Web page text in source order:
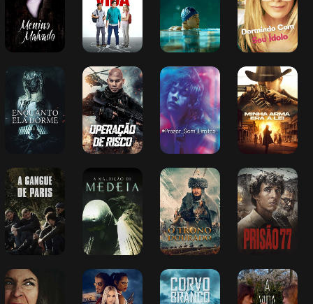
Enquanto Ela
Dorme
Operação de
Risco
Prazer Sem
Limites
Minha Arma Era
a Lei
A Gangue de
Paris
A Maldição de
Medeia
O Trono
Dourado
Prisão 77
A Vigia
Johnny & Clyde
- Parceiros no
Crime
Corvo Branco A Vida da Outra